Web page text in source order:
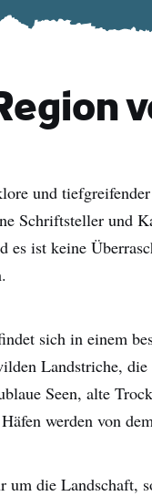
und
Schriftsteller und
ist keine
sich in einem
Landstriche,
Seen, alte
werden von
die Landschaft,